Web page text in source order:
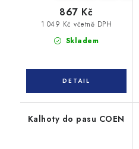
Skladem
1 049 Kč včetně DPH
867 Kč
Kalhoty do pasu COEN